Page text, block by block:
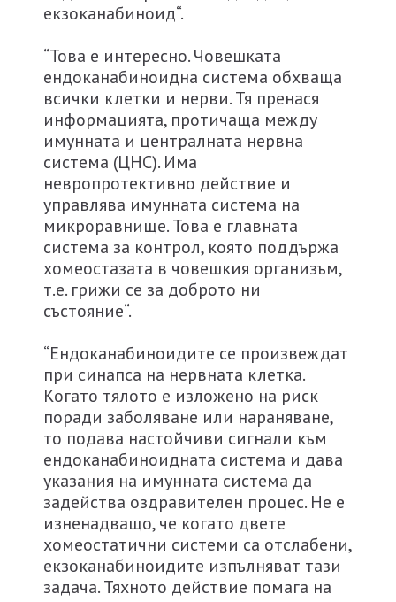
екзоканабиноид“.
“Това е интересно. Човешката
ендоканабиноидна система обхваща
всички клетки и нерви. Тя пренася
информацията, протичаща между
имунната и централната нервна
система (ЦНС). Има
невропротективно действие и
управлява имунната система на
микроравнище. Това е главната
система за контрол, която поддържа
хомеостазата в човешкия организъм,
т.е. грижи се за доброто ни
състояние“.
“Ендоканабиноидите се произвеждат
при синапса на нервната клетка.
Когато тялото е изложено на риск
поради заболяване или нараняване,
то подава настойчиви сигнали към
ендоканабиноидната система и дава
указания на имунната система да
задейства оздравителен процес. Не е
изненадващо, че когато двете
хомеостатични системи са отслабени,
екзоканабиноидите изпълняват тази
задача. Тяхното действие помага на